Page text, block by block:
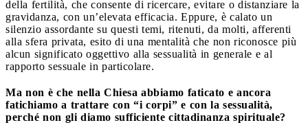
della fertilità, che consente di ricercare, evitare o distanziare la
gravidanza, con un’elevata efficacia. Eppure, è calato un
silenzio assordante su questi temi, ritenuti, da molti, afferenti
alla sfera privata, esito di una mentalità che non riconosce più
alcun significato oggettivo alla sessualità in generale e al
rapporto sessuale in particolare.
Ma non è che nella Chiesa abbiamo faticato e ancora
fatichiamo a trattare con “i corpi” e con la sessualità,
perché non gli diamo sufficiente cittadinanza spirituale?